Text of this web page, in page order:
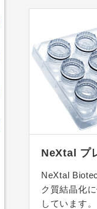
NeXtal プ
NeXtal
ク質結晶化
しています。